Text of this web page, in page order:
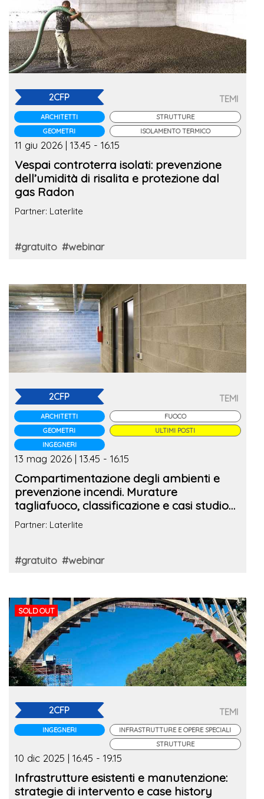
2CFP
ARCHITETTI
GEOMETRI
TEMI
STRUTTURE
ISOLAMENTO TERMICO
11 giu 2026 | 13.45 - 16.15
Vespai controterra isolati: prevenzione
dell’umidità di risalita e protezione dal
gas Radon
Partner: Laterlite
#gratuito #webinar
2CFP
ARCHITETTI
GEOMETRI
INGEGNERI
TEMI
FUOCO
ULTIMI POSTI
13 mag 2026 | 13.45 - 16.15
Compartimentazione degli ambienti e
prevenzione incendi. Murature
tagliafuoco, classificazione e casi studio
reali
Partner: Laterlite
#gratuito #webinar
SOLD OUT
2CFP
INGEGNERI
TEMI
INFRASTRUTTURE E OPERE SPECIALI
STRUTTURE
10 dic 2025 | 16.45 - 19.15
Infrastrutture esistenti e manutenzione:
strategie di intervento e case history